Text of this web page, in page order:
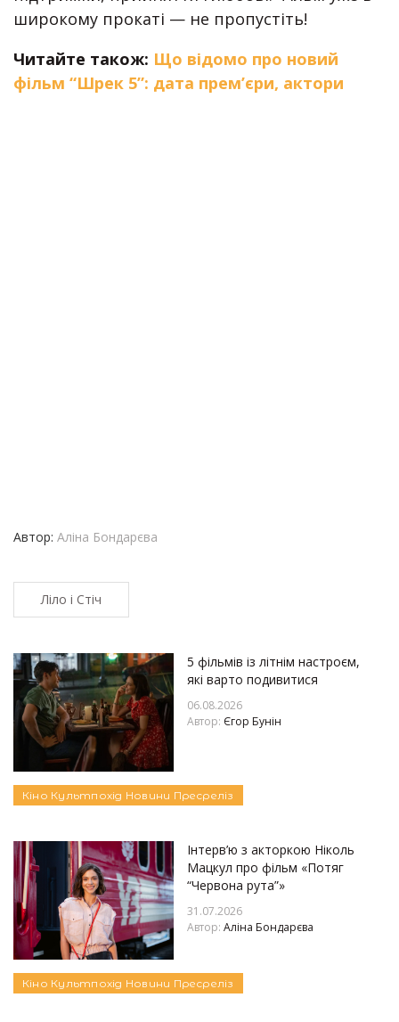
широкому прокаті — не пропустіть!
Читайте також: Що відомо про новий
фільм “Шрек 5”: дата прем’єри, актори
Автор: Аліна Бондарєва
Ліло і Стіч
5 фільмів із літнім настроєм,
які варто подивитися
06.08.2026
Автор: Єгор Бунін
Кіно Культпохід Новини Пресреліз
Інтерв’ю з акторкою Ніколь
Мацкул про фільм «Потяг
“Червона рута”»
31.07.2026
Автор: Аліна Бондарєва
Кіно Культпохід Новини Пресреліз